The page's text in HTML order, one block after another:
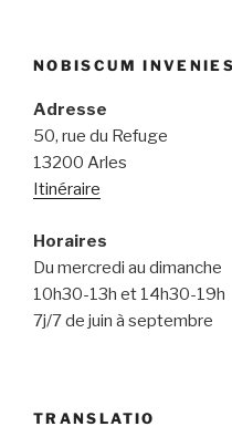
NOBISCUM INVENIES
Adresse
50, rue du Refuge
13200 Arles
Itinéraire
Horaires
Du mercredi au dimanche
10h30-13h et 14h30-19h
7j/7 de juin à septembre
TRANSLATIO